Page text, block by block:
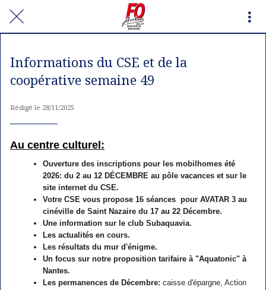
Informations du CSE et de la
coopérative semaine 49
Rédigé le 28/11/2025
Au centre culturel:
Ouverture des inscriptions pour les mobilhomes été
2026: du 2 au 12 DÉCEMBRE au pôle vacances et sur le
site internet du CSE.
Votre CSE vous propose 16 séances pour AVATAR 3 au
cinéville de Saint Nazaire du 17 au 22 Décembre.
Une information sur le club Subaquavia.
Les actualités en cours.
Les résultats du mur d'énigme.
Un focus sur notre proposition tarifaire à "Aquatonic" à
Nantes.
Les permanences de Décembre: caisse d'épargne, Action